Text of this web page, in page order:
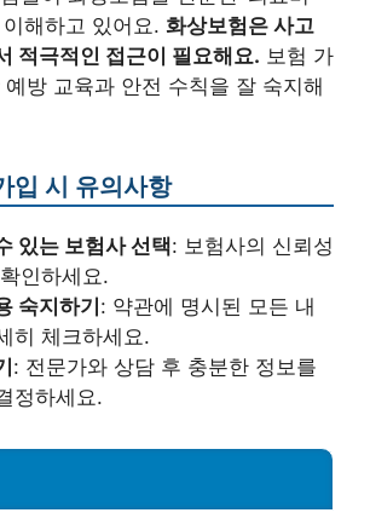
이해하고 있어요. 화상보험은 사고
적극적인 접근이 필요해요. 보험 가
방 교육과 안전 수칙을 잘 숙지해
입 시 유의사항
있는 보험사 선택: 보험사의 신뢰성
인하세요.
숙지하기 : 약관에 명시된 모든 내
히 체크하세요.
: 전문가와 상담 후 충분한 정보를
정하세요.